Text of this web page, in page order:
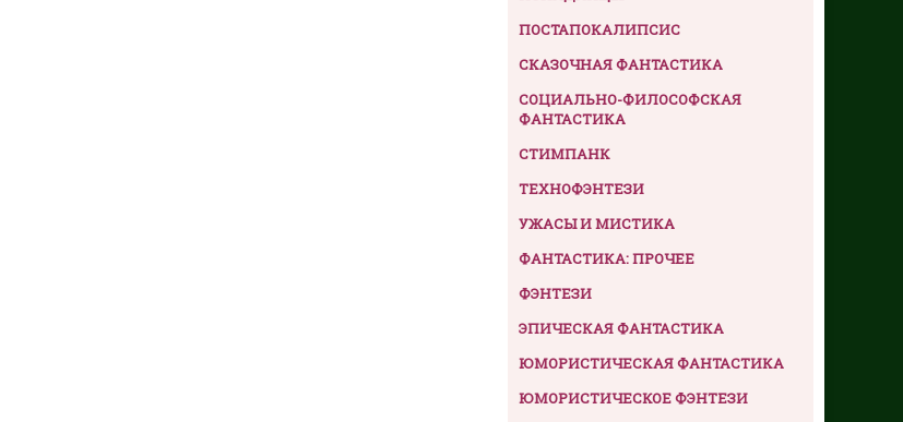
ПОСТАПОКАЛИПСИС
СКАЗОЧНАЯ ФАНТАСТИКА
СОЦИАЛЬНО-ФИЛОСОФСКАЯ
ФАНТАСТИКА
СТИМПАНК
ТЕХНОФЭНТЕЗИ
УЖАСЫ И МИСТИКА
ФАНТАСТИКА: ПРОЧЕЕ
ФЭНТЕЗИ
ЭПИЧЕСКАЯ ФАНТАСТИКА
ЮМОРИСТИЧЕСКАЯ ФАНТАСТИКА
ЮМОРИСТИЧЕСКОЕ ФЭНТЕЗИ